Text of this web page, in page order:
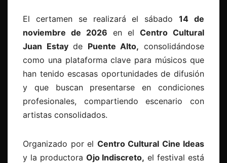
El certamen se realizará el sábado14 de
noviembre de 2026 en el Centro Cultural
Juan Estayde Puente Alto, consolidándose
como una plataforma clave para músicos que
han tenido escasas oportunidades de difusión
y que buscan presentarse en condiciones
profesionales, compartiendo escenario con
artistas consolidados.
Organizado por el Centro Cultural Cine Ideas
y la productora Ojo Indiscreto, el festival está